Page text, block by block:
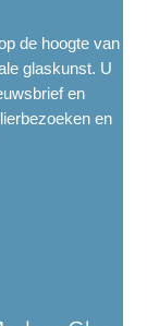
de hoogte van
glaskunst. U
en
en